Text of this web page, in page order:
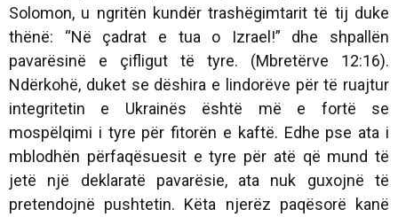
Solomon, u ngritën kundër trashëgimtarit të tij duke
thënë: “Në çadrat e tua o Izrael!” dhe shpallën
pavarësinë e çifligut të tyre. (Mbretërve 12:16).
Ndërkohë, duket se dëshira e lindorëve për të ruajtur
integritetin e Ukrainës është më e fortë se
mospëlqimi i tyre për fitorën e kaftë. Edhe pse ata i
mblodhën përfaqësuesit e tyre për atë që mund të
jetë një deklaratë pavarësie, ata nuk guxojnë të
pretendojnë pushtetin. Këta njerëz paqësorë kanë